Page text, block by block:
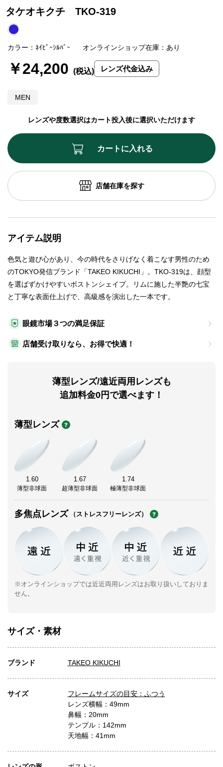
タケオキクチ TKO-319
MEN
カラー：ﾈｲﾋﾞｰｼﾙﾊﾞｰ オンラインショップ在庫：あり
レンズや度数選択はカート投入後に選択いただけます
￥24,200 レンズ代金込み
眼鏡市場３つの満足保証
店舗受け取りなら、お得で快適！
薄型レンズ/遠近両用レンズも
追加料金0円で選べます！
薄型レンズ
1.60
薄型非球面
1.67
超薄型非球面
1.74
極薄型非球面
多焦点レンズ （ストレスフリーレンズ）
※オンラインショップでは近近両用レンズはお取り扱いしておりま
せん。
カートに入れる
店舗在庫を探す
アイテム説明
色気と遊び心があり、今の時代をさりげなく着こなす男性のため
のTOKYO発信ブランド「TAKEO KIKUCHI」。TKO-319は、顔型
を選ばずかけやすいボストンシェイプ。リムに施した半艶の七宝
と丁寧な表面仕上げで、高級感を演出した一本です。
サイズ・素材
ブランド TAKEO KIKUCHI
サイズ
フレームサイズの目安：ふつう
レンズ横幅：49mm
鼻幅：20mm
テンプル：142mm
天地幅：41mm